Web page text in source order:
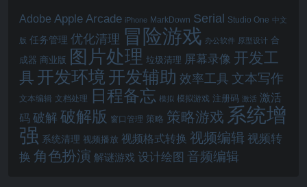
Adobe Apple Arcade iPhone MarkDown Serial Studio One 中文
版 任务管理 优化清理 冒险游戏 办公软件 原型设计 合
成器 商业版 图片处理 垃圾清理 屏幕录像 开发工
具 开发环境 开发辅助 效率工具 文本写作
文本编辑 文档处理 日程备忘 模拟 模拟游戏 注册码 激活 激活
码 破解 破解版 窗口管理 策略 策略游戏 系统增
强 系统清理 视频播放 视频格式转换 视频编辑 视频转
换 角色扮演 解谜游戏 设计绘图 音频编辑